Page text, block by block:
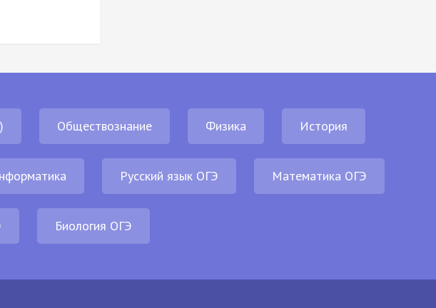
Обществознание Физика История
Русский язык ОГЭ Математика ОГЭ
Биология ОГЭ